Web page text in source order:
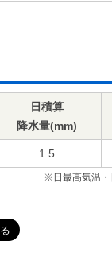
日積算
降水量(mm)
1.5
※日最高気温・